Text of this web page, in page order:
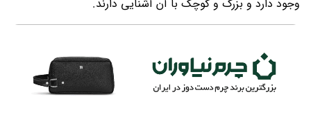
وجود دارد و بزرگ و کوچک با آن آشنایی دارند.